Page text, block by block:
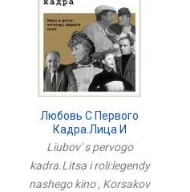
Любовь С Первого
Кадра.Лица И
Роли:легенды Нашего
Кино
Liubov' s pervogo
kadra.Litsa i roli:legendy
nashego kino , Korsakov